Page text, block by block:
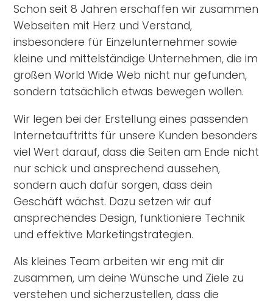
Schon seit 8 Jahren erschaffen wir zusammen
Webseiten mit Herz und Verstand,
insbesondere für Einzelunternehmer sowie
kleine und mittelständige Unternehmen, die im
großen World Wide Web nicht nur gefunden,
sondern tatsächlich etwas bewegen wollen.
Wir legen bei der Erstellung eines passenden
Internetauftritts für unsere Kunden besonders
viel Wert darauf, dass die Seiten am Ende nicht
nur schick und ansprechend aussehen,
sondern auch dafür sorgen, dass dein
Geschäft wächst. Dazu setzen wir auf
ansprechendes Design, funktioniere Technik
und effektive Marketingstrategien.
Als kleines Team arbeiten wir eng mit dir
zusammen, um deine Wünsche und Ziele zu
verstehen und sicherzustellen, dass die